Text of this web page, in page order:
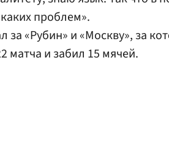
проблем».
за «Рубин» и «Москву», за
матча и забил 15 мячей.